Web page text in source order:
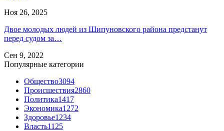
Ноя 26, 2025
Двое молодых людей из Шипуновского района предстанут
перед судом за…
Сен 9, 2022
Популярные категории
Общество3094
Происшествия2860
Политика1417
Экономика1272
Здоровье1234
Власть1125